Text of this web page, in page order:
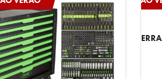
CARRO DE